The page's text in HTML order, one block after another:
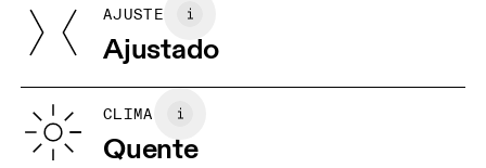
Suas medidas corporais em centímetros
GUIA DE TAMANHOS | ROUPAS MASCULINAS
CINTURA
75%, Elastane (Black) EL 25%. Waistband: Polyamide 79%,
Elastane 20%.
País de origem
Vietnã
AJUSTE
Ajustado
CLIMA
Quente